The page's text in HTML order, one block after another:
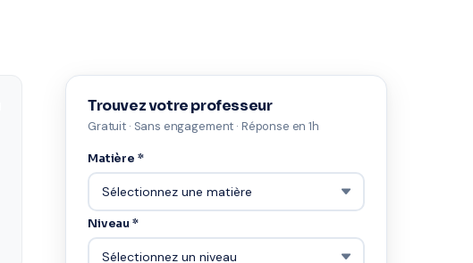
Trouvez votre professeur
Gratuit · Sans engagement · Réponse en 1h
Matière *
Niveau *